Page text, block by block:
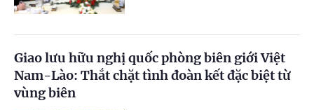
Giao lưu hữu nghị quốc phòng biên giới Việt
Nam-Lào: Thắt chặt tình đoàn kết đặc biệt từ
vùng biên